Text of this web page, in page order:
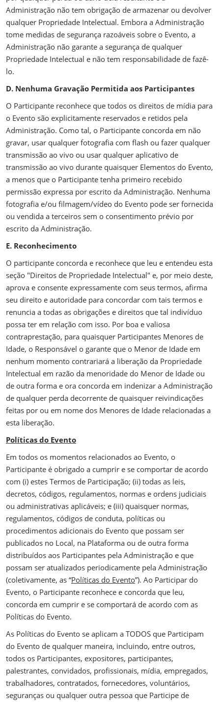
Administração não tem obrigação de armazenar ou devolver
qualquer Propriedade Intelectual. Embora a Administração
tome medidas de segurança razoáveis sobre o Evento, a
Administração não garante a segurança de qualquer
Propriedade Intelectual e não tem responsabilidade de fazê-
lo.
D. Nenhuma Gravação Permitida aos Participantes
O Participante reconhece que todos os direitos de mídia para
o Evento são explicitamente reservados e retidos pela
Administração. Como tal, o Participante concorda em não
gravar, usar qualquer fotografia com flash ou fazer qualquer
transmissão ao vivo ou usar qualquer aplicativo de
transmissão ao vivo durante quaisquer Elementos do Evento,
a menos que o Participante tenha primeiro recebido
permissão expressa por escrito da Administração. Nenhuma
fotografia e/ou filmagem/vídeo do Evento pode ser fornecida
ou vendida a terceiros sem o consentimento prévio por
escrito da Administração.
E. Reconhecimento
O participante concorda e reconhece que leu e entendeu esta
seção "Direitos de Propriedade Intelectual" e, por meio deste,
aprova e consente expressamente com seus termos, afirma
seu direito e autoridade para concordar com tais termos e
renuncia a todas as obrigações e direitos que tal indivíduo
possa ter em relação com isso. Por boa e valiosa
contraprestação, para quaisquer Participantes Menores de
Idade, o Responsável o garante que o Menor de Idade em
nenhum momento contrariará a liberação da Propriedade
Intelectual em razão da menoridade do Menor de Idade ou
de outra forma e ora concorda em indenizar a Administração
de qualquer perda decorrente de quaisquer reivindicações
feitas por ou em nome dos Menores de Idade relacionadas a
esta liberação.
Políticas do Evento
Em todos os momentos relacionados ao Evento, o
Participante é obrigado a cumprir e se comportar de acordo
com (i) estes Termos de Participação; (ii) todas as leis,
decretos, códigos, regulamentos, normas e ordens judiciais
ou administrativas aplicáveis; e (iii) quaisquer normas,
regulamentos, códigos de conduta, políticas ou
procedimentos adicionais do Evento que possam ser
publicados no Local, na Plataforma ou de outra forma
distribuídos aos Participantes pela Administração e que
possam ser atualizados periodicamente pela Administração
(coletivamente, as “Políticas do Evento”). Ao Participar do
Evento, o Participante reconhece e concorda que leu,
concorda em cumprir e se comportará de acordo com as
Políticas do Evento.
As Políticas do Evento se aplicam a TODOS que Participam
do Evento de qualquer maneira, incluindo, entre outros,
todos os Participantes, expositores, participantes,
palestrantes, convidados, profissionais, mídia, empregados,
trabalhadores, contratados, fornecedores, voluntários,
seguranças ou qualquer outra pessoa que Participe de